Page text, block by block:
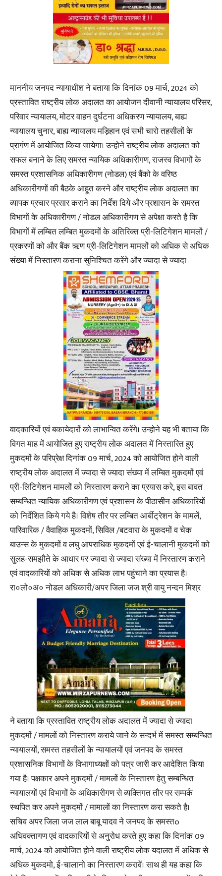
माननीय जनपद न्यायाधीश ने बताया कि दिनांक 09 मार्च, 2024 को
प्रस्तावित राष्ट्रीय लोक अदालत का आयोजन दीवानी न्यायालय परिसर,
परिवार न्यायालय, मोटर वाहन दुर्घटना अधिकरण न्यायालय, बाह्य
न्यायालय चुनार, बाह्य न्यायालय मड़िहान एवं सभी चारो तहसीलों के
प्रागंण में आयोजित किया जायेगा। उन्होने राष्ट्रीय लोक अदालत को
सफल बनाने के लिए समस्त न्यायिक अधिकारीगण, राजस्व विभागों के
समस्त प्रशासनिक अधिकारीगण (नोडल) एवं बैंको के वरिष्ठ
अधिकारीगणों की बैठके आहूत करने और राष्ट्रीय लोक अदालत का
व्यापक प्रचार प्रसार कराने का निर्देश दिये और प्रशासन के समस्त
विभागों के अधिकारीगण / नोडल अधिकारीगण से अपेक्षा करते है कि
विभागों में लम्बित लम्बित मुकदमों के अतिरिक्त प्री-लिटिगेशन मामलों /
प्रकरणों को और बैंक ऋण प्री-लिटिगेशन मामलों को अधिक से अधिक
संख्या में निस्तारण कराना सुनिश्चित करेंगे और ज्यादा से ज्यादा
वादकारियों एवं बकायेदारों को लाभान्वित करेंगे। उन्होने यह भी बताया कि
विगत माह में आयोजित हुए राष्ट्रीय लोक अदालत में निस्तारित हुए
मुकदमों के परिप्रेक्ष दिनांक 09 मार्च, 2024 को आयोजित होने वाली
राष्ट्रीय लोक अदालत में ज्यादा से ज्यादा संख्या में लम्बित मुकदमों एवं
प्री-लिटिगेशन मामलों को निस्तारण कराने का प्रयास करे, इस बावत
सम्बन्धित न्यायिक अधिकारीगण एवं प्रशासन के पीठासीन अधिकारियों
को निर्देशित किये गये है। विशेष तौर पर लम्बित आर्बीट्रेशन के मामलें,
पारिवारिक / वैवाहिक मुकदमों, सिविल /बटवारा के मुकदमों व चेक
बाउन्स के मुकदमों व लघु आपराधिक मुकदमों एवं ई-चालानी मुकदमों को
सुलह-समझौते के आधार पर ज्यादा से ज्यादा संख्या में निस्तारण कराने
एवं वादकारियों को अधिक से अधिक लाभ पहुंचाने का प्रयास है।
रा०लो०अ० नोडल अधिकारी/अपर जिला जज श्री वायु नन्दन मिश्र
ने बताया कि प्रस्तावित राष्ट्रीय लोक अदालत में ज्यादा से ज्यादा
मुकदमों / मामलों को निस्तारण कराये जाने के सन्दर्भ में समस्त सम्बन्धित
न्यायालयों, समस्त तहसीलों के न्यायालयों एवं जनपद के समस्त
प्रशासनिक विभागों के विभागाध्यक्षों को पत्र जारी कर आदेशित किया
गया है। पक्षकार अपने मुकदमों / मामलों के निस्तारण हेतु सम्बन्धित
न्यायालयों एवं विभागों के अधिकारीगण से व्यक्तिगत तौर पर सम्पर्क
स्थपित कर अपने मुकदमों / मामालों का निस्तारण करा सकते है।
सचिव अपर जिला जज लाल बाबू यादव ने जनपद के समस्तo
अधिवक्तागण एवं वादकारियों से अनुरोध करते हुए कहा कि दिनांक 09
मार्च, 2024 को आयोजित होने वाली राष्ट्रीय लोक यदालत में अधिक से
अधिक मुकदमो, ई-चालानो का निस्तारण करावें। साथ ही यह कहा कि